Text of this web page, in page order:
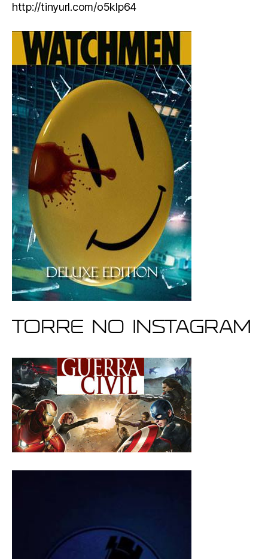
http://tinyurl.com/o5klp64
Torre no Instagram